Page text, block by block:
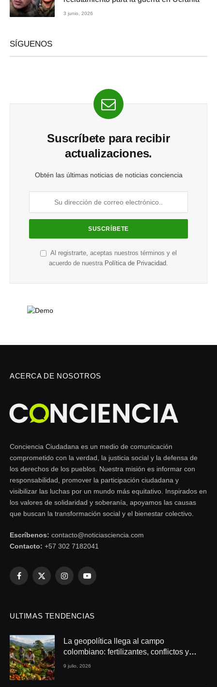
3 junio, 2026
SÍGUENOS
Suscríbete para recibir
actualizaciones.
Obtén las últimas noticias de noticias conciencia
Al registrarte, aceptas nuestros términos y el
acuerdo de nuestra Política de Privacidad.
ACERCA DE NOSOTROS
Conciencia Ciudadana es un medio de comunicación
comprometido con la verdad, la justicia social y la defensa de
los derechos de los pueblos. Nuestra misión es informar con
responsabilidad, promover la participación ciudadana y
visibilizar las luchas por un mundo más equitativo. Inspirados en
los valores de solidaridad y soberanía, apoyamos las causas
que buscan la transformación social y el bienestar colectivo.
Escríbenos: contacto@noticiasciencia.com
Contacto: +57 302 7182041
Facebook
X
InstagramYouTube
ULTIMAS TENDENCIAS
La geopolítica llega al campo
colombiano: fertilizantes, conflictos y
seguridad alimentaria
9 julio, 2026